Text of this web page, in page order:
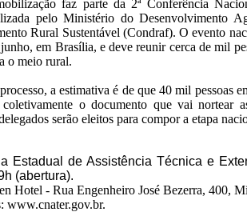
faz parte da 2ª Conferência
pelo Ministério do Desenvolvimento
Rural Sustentável (Condraf). O evento
em Brasília, e deve reunir cerca de mil
o meio rural.
a estimativa é de que 40 mil pessoas
coletivamente o documento que vai
serão eleitos para compor a etapa
Estadual de Assistência Técnica e
(abertura).
Hotel - Rua Engenheiro José Bezerra, 400,
www.cnater.gov.br.